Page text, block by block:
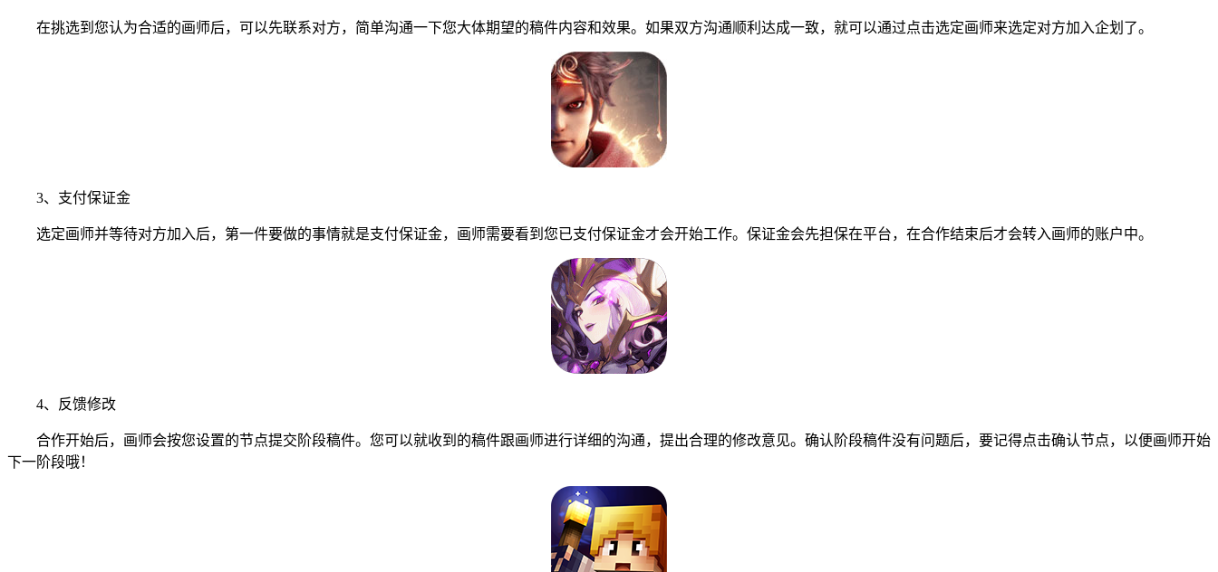
在挑选到您认为合适的画师后，可以先联系对方，简单沟通一下您大体期望的稿件内容和效果。如果双方沟通顺利达成一致，就可以通过点击选定画师来选定对方加入企划了。
3、支付保证金
选定画师并等待对方加入后，第一件要做的事情就是支付保证金，画师需要看到您已支付保证金才会开始工作。保证金会先担保在平台，在合作结束后才会转入画师的账户中。
4、反馈修改
合作开始后，画师会按您设置的节点提交阶段稿件。您可以就收到的稿件跟画师进行详细的沟通，提出合理的修改意见。确认阶段稿件没有问题后，要记得点击确认节点，以便画师开始
下一阶段哦！